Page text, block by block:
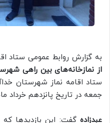
به گزارش روابط عمومی ستاد
از نمازخانه‌های بین راهی
ستاد اقامه نماز شهرستان
جمعه در تاریخ پانزدهم خرداد
عبدزاده گفت: این بازدیدها